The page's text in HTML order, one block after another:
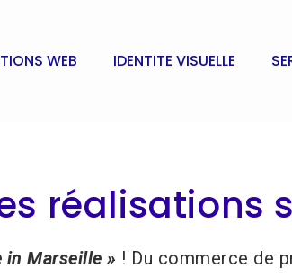
WEB IDENTITE VISUELLE
réalisations
in Marseille » ! Du commerce de